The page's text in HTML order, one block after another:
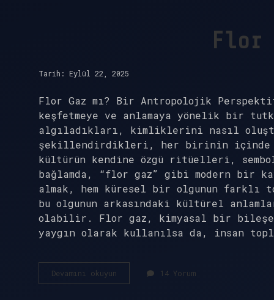
Flor
Tarih: Eylül 22, 2025
Flor Gaz mı? Bir Antropolojik
keşfetmeye ve anlamaya yönelik bir
algıladıkları, kimliklerini nasıl
şekillendirdikleri, her birinin içinde
kültürün kendine özgü ritüelleri,
bağlamda, “flor gaz” gibi modern bir
almak, hem küresel bir olgunun farklı
bu olgunun arkasındaki kültürel
olabilir. Flor gaz, kimyasal bir
yaygın olarak kullanılsa da, insan
Devamını okuyun
gaz
14 Yorum